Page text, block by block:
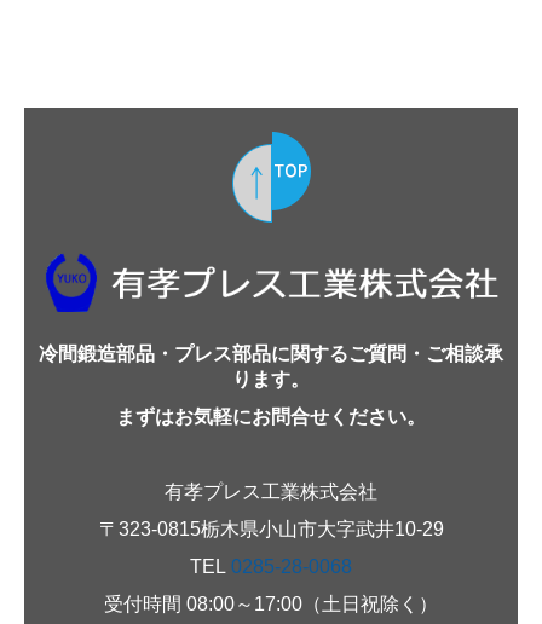
冷間鍛造部品・プレス部品に関するご質問・ご相談承
ります。
まずはお気軽にお問合せください。
有孝プレス工業株式会社
〒323-0815栃木県小山市大字武井10-29
TEL 0285-28-0068
受付時間 08:00～17:00（土日祝除く）